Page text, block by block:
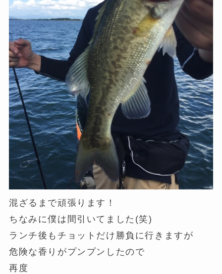
混ざるまで頑張ります！
ちなみに僕は間引いてました(笑)
ランチ後もチョットだけ勝負に行きますが
危険な香りがプンプンしたので
再度